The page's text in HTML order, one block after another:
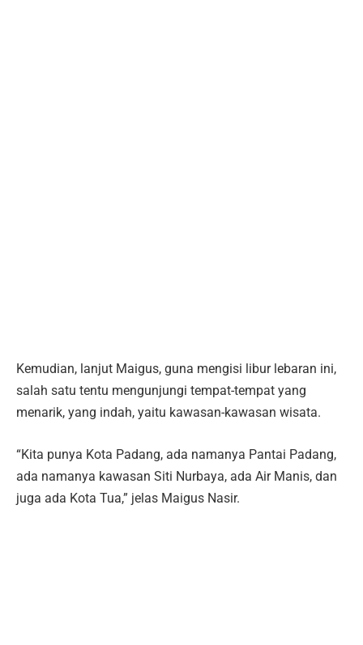
Kemudian, lanjut Maigus, guna mengisi libur lebaran ini,
salah satu tentu mengunjungi tempat-tempat yang
menarik, yang indah, yaitu kawasan-kawasan wisata.
“Kita punya Kota Padang, ada namanya Pantai Padang,
ada namanya kawasan Siti Nurbaya, ada Air Manis, dan
juga ada Kota Tua,” jelas Maigus Nasir.